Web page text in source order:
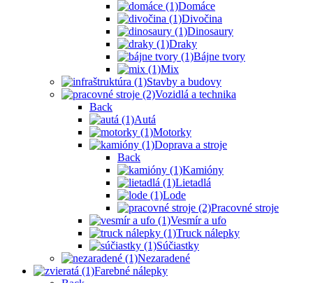
Domáce
Divočina
Dinosaury
Draky
Bájne tvory
Mix
Stavby a budovy
Vozidlá a technika
Back
Autá
Motorky
Doprava a stroje
Back
Kamióny
Lietadlá
Lode
Pracovné stroje
Vesmír a ufo
Truck nálepky
Súčiastky
Nezaradené
Farebné nálepky